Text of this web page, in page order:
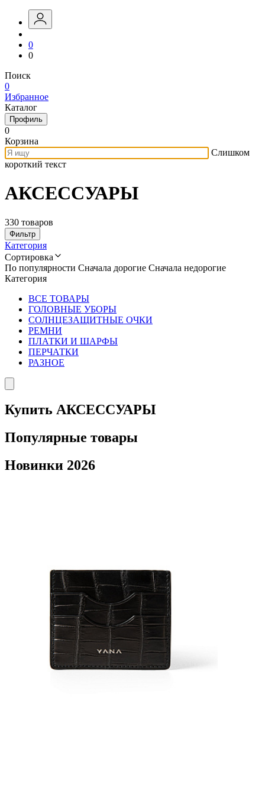
0
0
Поиск
0
Избранное
Каталог
Профиль
0
Корзина
Слишком
короткий текст
АКСЕССУАРЫ
330 товаров
Фильтр
Категория
Сортировка
По популярности Сначала дорогие Сначала недорогие
Категория
ВСЕ ТОВАРЫ
ГОЛОВНЫЕ УБОРЫ
СОЛНЦЕЗАЩИТНЫЕ ОЧКИ
РЕМНИ
ПЛАТКИ И ШАРФЫ
ПЕРЧАТКИ
РАЗНОЕ
Купить АКСЕССУАРЫ
Популярные товары
Новинки 2026